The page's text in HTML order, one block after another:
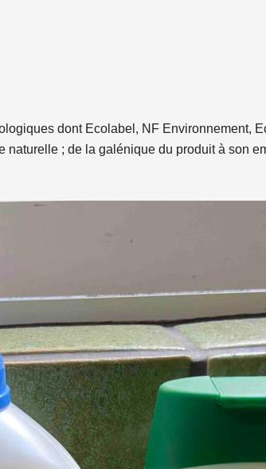
dont Ecolabel, NF Environnement,
naturelle ; de la galénique du produit à son